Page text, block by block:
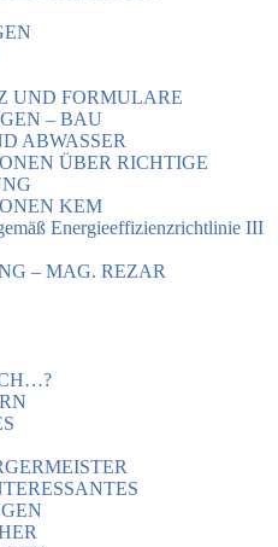
UND FORMULARE
– BAU
ABWASSER
ÜBER RICHTIGE
KEM
Energieeffizienzrichtlinie III
– MAG. REZAR